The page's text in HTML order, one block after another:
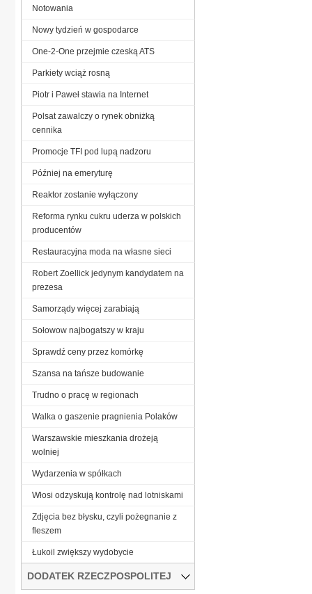
Notowania
Nowy tydzień w gospodarce
One-2-One przejmie czeską ATS
Parkiety wciąż rosną
Piotr i Paweł stawia na Internet
Polsat zawalczy o rynek obniżką
cennika
Promocje TFI pod lupą nadzoru
Później na emeryturę
Reaktor zostanie wyłączony
Reforma rynku cukru uderza w polskich
producentów
Restauracyjna moda na własne sieci
Robert Zoellick jedynym kandydatem na
prezesa
Samorządy więcej zarabiają
Sołowow najbogatszy w kraju
Sprawdź ceny przez komórkę
Szansa na tańsze budowanie
Trudno o pracę w regionach
Walka o gaszenie pragnienia Polaków
Warszawskie mieszkania drożeją
wolniej
Wydarzenia w spółkach
Włosi odzyskują kontrolę nad lotniskami
Zdjęcia bez błysku, czyli pożegnanie z
fleszem
Łukoil zwiększy wydobycie
DODATEK RZECZPOSPOLITEJ